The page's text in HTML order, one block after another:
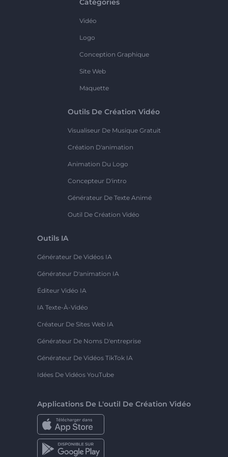
Catégories
Vidéo
Logo
Conception Graphique
Site Web
Maquette
Outils De Création Vidéo
Visualiseur De Musique Gratuit
Création D'animation
Animation Du Logo
Concepteur D'intro
Générateur De Texte Animé
Outil De Création Vidéo
Outils IA
Générateur De Vidéos IA
Générateur D'animation IA
Éditeur Vidéo IA
IA Texte-À-Vidéo
Créateur De Sites Web IA
Générateur De Noms D'entreprise
Générateur De Vidéos TikTok IA
Idées De Vidéos YouTube
Applications De L'outil De Création Vidéo